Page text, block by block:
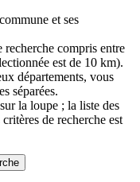
et ses
compris entre
est de 10 km).
départements, vous
séparées.
la loupe ; la liste des
de recherche est